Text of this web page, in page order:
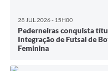
28 JUL 2026 - 15H00
Pederneiras conquista
Integração de Futsal de
Feminina